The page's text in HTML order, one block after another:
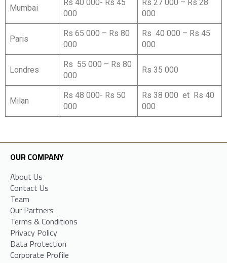
Mumbai
Rs 40 000- Rs 45
000
Rs 27 000 – Rs 28
000
Paris
Rs 65 000 – Rs 80
000
Rs 40 000 – Rs 45
000
Londres
Rs 55 000 – Rs 80
000
Rs 35 000
Milan
Rs 48 000- Rs 50
000
Rs 38 000 et Rs 40
000
OUR COMPANY
About Us
Contact Us
Team
Our Partners
Terms & Conditions
Privacy Policy
Data Protection
Corporate Profile